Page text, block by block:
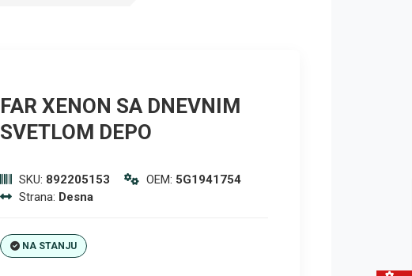
FAR XENON SA DNEVNIM
SVETLOM DEPO
SKU: 892205153 OEM: 5G1941754
Strana: Desna
NA STANJU